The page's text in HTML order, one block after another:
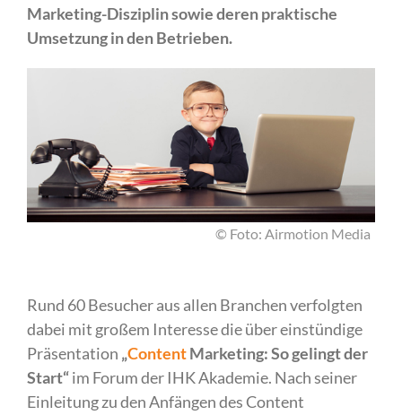
Marketing-Disziplin sowie deren praktische
Umsetzung in den Betrieben.
© Foto: Airmotion Media
Rund 60 Besucher aus allen Branchen verfolgten
dabei mit großem Interesse die über einstündige
Präsentation „ContentMarketing: So gelingt der
Start“im Forum der IHK Akademie. Nach seiner
Einleitung zu den Anfängen des Content